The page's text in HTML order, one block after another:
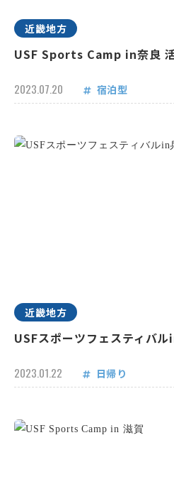
近畿地方
USF Sports Camp in奈良
2023.07.20 宿泊型
近畿地方
USFスポーツフェスティバ
2023.01.22 日帰り